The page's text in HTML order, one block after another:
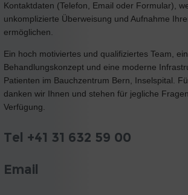
Kontaktdaten (Telefon, Email oder Formular),
unkomplizierte Überweisung und Aufnahme
ermöglichen.
Ein hoch motiviertes und qualifiziertes Team,
Behandlungskonzept und eine moderne
Patienten im Bauchzentrum Bern, Inselspital.
danken wir Ihnen und stehen für jegliche
Verfügung.
Tel +41 31 632 59 00
Email